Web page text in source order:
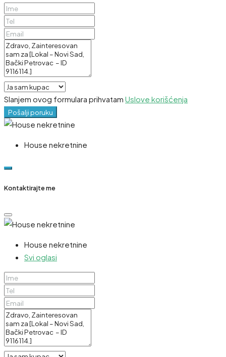
Slanjem ovog formulara prihvatam Uslove korišćenja
Pošalji poruku
House nekretnine
Kontaktirajte me
House nekretnine
Svi oglasi